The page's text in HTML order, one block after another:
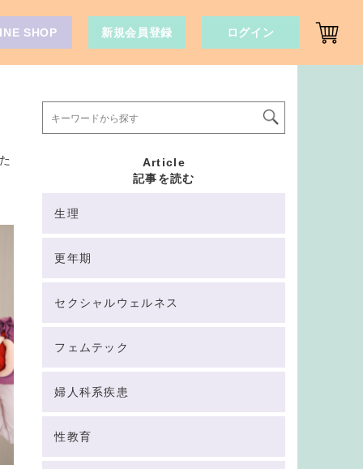
Article
記事を読む
生理
更年期
セクシャルウェルネス
フェムテック
婦人科系疾患
性教育
SHOP 新規会員登録 ログイン